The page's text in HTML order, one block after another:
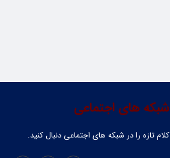
شبکه های اجتماعی
کلام تازه را در شبکه ‌های اجتماعی دنبال کنید.